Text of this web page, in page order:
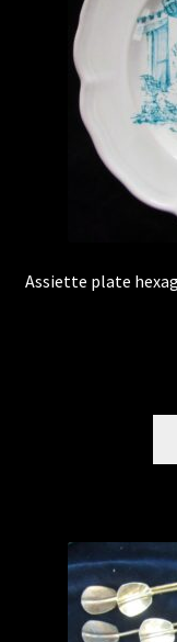
Assiette plate